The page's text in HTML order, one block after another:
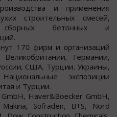
и применения
строительных смесей,
сборных бетонных и
170 фирм и организаций
Германии,
США, Турции, Украины,
экспозиции
и Турции.
Haver&Boecker GmbH,
Sofraden, B+S, Nord